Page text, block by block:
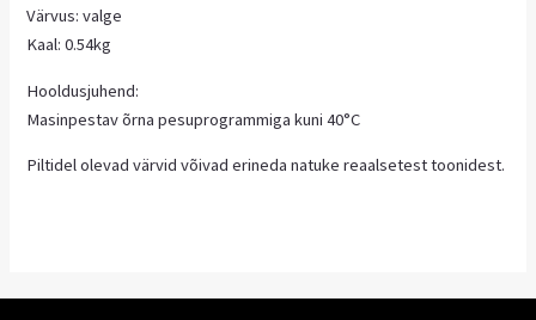
Värvus: valge
Kaal: 0.54kg
Hooldusjuhend:
Masinpestav õrna pesuprogrammiga kuni 40°C
Piltidel olevad värvid võivad erineda natuke reaalsetest toonidest.